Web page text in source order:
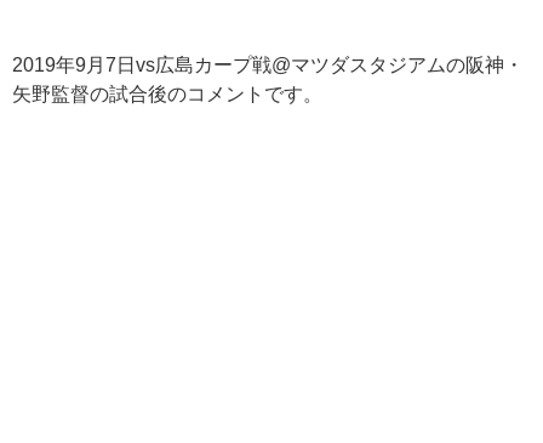
2019年9 月 7 日 vs広島カープ戦@マツダスタジアムの阪神・
矢野監督の試合後のコメントです。